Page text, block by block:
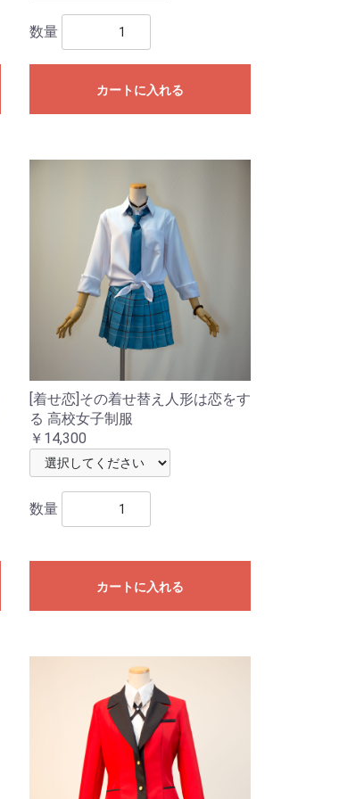
数量
カートに入れる
[着せ恋]その着せ替え人形は恋をす
る 高校女子制服
￥14,300
数量
カートに入れる